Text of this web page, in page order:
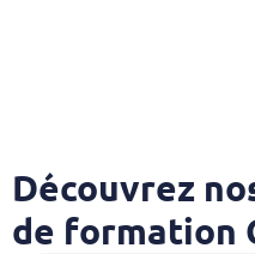
Découvrez
de formation